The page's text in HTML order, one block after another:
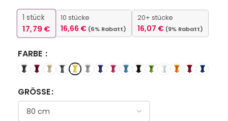
1 stück
17,79€
10 stücke
16,66 € (6% Rabatt)
20+ stücke
16,07 € (9% Rabatt)
FARBE
GRÖSSE